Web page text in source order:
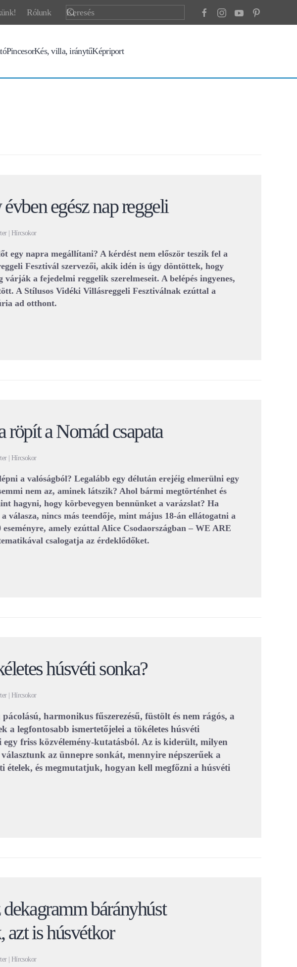
Rólunk
PincesorKés, villa, iránytűKépriport
egész nap reggeli
| Hírcsokor
egy napra megállítani? A kérdést nem először teszik fel a
Fesztivál szervezői, akik idén is úgy döntöttek, hogy
várják a fejedelmi reggelik szerelmeseit. A belépés ingyenes,
A Stílusos Vidéki Villásreggeli Fesztiválnak ezúttal a
ad otthont.
röpít a Nomád csapata
| Hírcsokor
a valóságból? Legalább egy délután erejéig elmerülni egy
nem az, aminek látszik? Ahol bármi megtörténhet és
hagyni, hogy körbevegyen bennünket a varázslat? Ha
válasza, nincs más teendője, mint május 18-án ellátogatni a
amely ezúttal Alice Csodaországban – WE ARE
csalogatja az érdeklődőket.
húsvéti sonka?
| Hírcsokor
harmonikus fűszerezésű, füstölt és nem rágós, a
a legfontosabb ismertetőjelei a tökéletes húsvéti
friss közvélemény-kutatásból. Az is kiderült, milyen
az ünnepre sonkát, mennyire népszerűek a
ételek, és megmutatjuk, hogyan kell megfőzni a húsvéti
bárányhúst
azt is húsvétkor
| Hírcsokor